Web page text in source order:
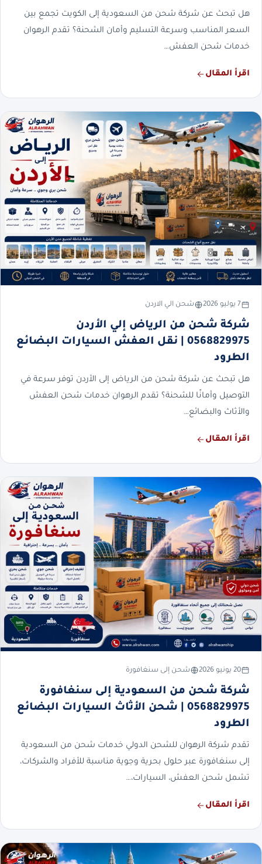
هل تبحث عن شركة شحن من السعودية إلى الكويت تجمع بين
السعر المناسب وسرعة التسليم وأمان الشحنة؟ تقدم الرهوان
خدمات شحن العفش…
اقرأ المقال
7 يوليو 2026 شحن الي الاردن
شركة شحن من الرياض إلي الأردن
0568829975 | نقل العفش السيارات البضائع
الطرود
هل تبحث عن شركة شحن من الرياض إلى الأردن توفر سرعة في
التوصيل وأمانًا للشحنة؟ تقدم الرهوان خدمات شحن العفش
والأثاث والبضائع…
اقرأ المقال
20 يونيو 2026 شحن إلى سنغافورة
شركة شحن من السعودية إلى سنغافورة
0568829975 | شحن الأثاث السيارات البضائع
الطرود
تقدم شركة الرهوان للشحن الدولي خدمات شحن من السعودية
إلى سنغافورة عبر حلول بحرية وجوية مناسبة للأفراد والشركات،
تشمل شحن العفش، السيارات،…
اقرأ المقال